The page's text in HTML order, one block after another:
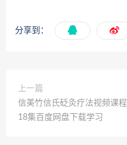
分享到：
上一篇
信美竹信氏砭灸疗法视频课程
18集百度网盘下载学习